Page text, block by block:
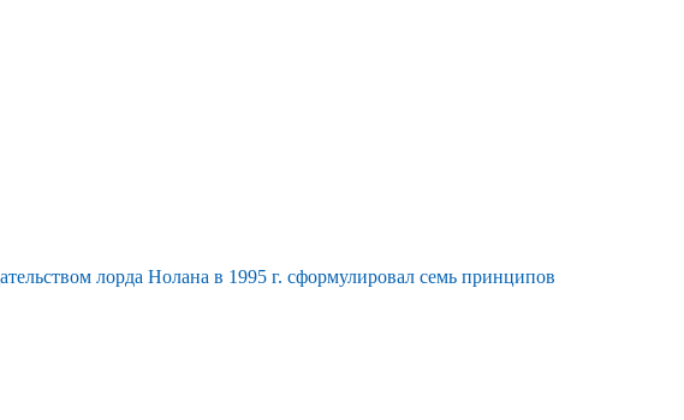
лорда Нолана в 1995 г. сформулировал семь принципов